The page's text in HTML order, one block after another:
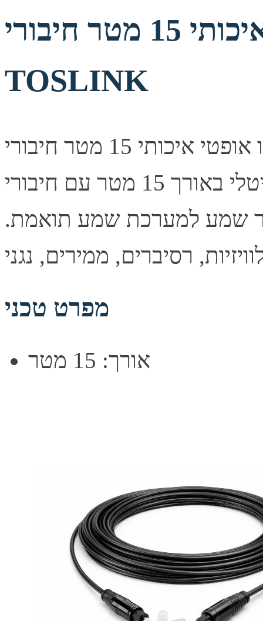
כבל אודיו אופטי איכותי 15 מטר חיבורי
TOSLINK
כבל אודיו אופטי איכותי 15 מטר חיבורי TOSLINK תיאור קצר
כבל אודיו אופטי דיגיטלי באורך 15 מטר עם חיבורי TOSLINK
שמע למערכת שמע תואמת.
מפרט טכני
אורך: 15 מטר